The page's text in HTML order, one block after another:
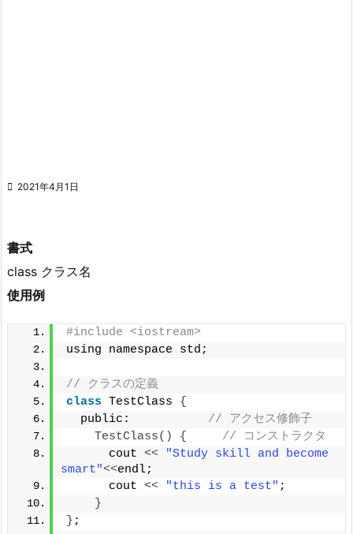
 2021年4月1日
書式
class クラス名
使用例
#include <iostream>
using namespace std;
// クラスの定義
class TestClass {
  public:
// アクセス修飾子
TestClass() {
// コンストラクタ
      cout
<<
"Study skill and become
smart"<<endl;
      cout
<< "this is a test" ;
}
} ;